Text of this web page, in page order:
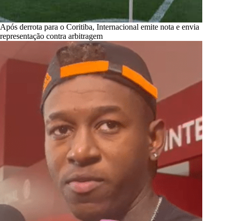
Após derrota para o Coritiba, Internacional emite nota e envia
representação contra arbitragem